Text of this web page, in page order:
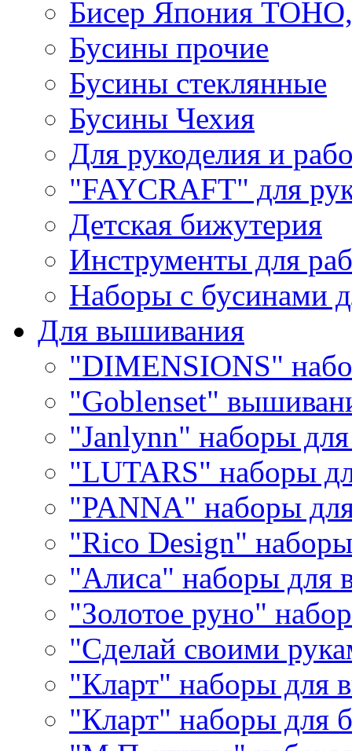
Бисер Япония
Бусины прочие
Бусины стеклянные
Бусины Чехия
Для рукоделия и
"FAYCRAFT" для
Детская бижутерия
Инструменты для
Наборы с бусинами
Для вышивания
"DIMENSIONS"
"Goblenset"
"Janlynn" наборы
"LUTARS" наборы
"PANNA" наборы
"Rico Design"
"Алиса" наборы для
"Золотое руно"
"Сделай своими
"Кларт" наборы для
"Кларт" наборы для